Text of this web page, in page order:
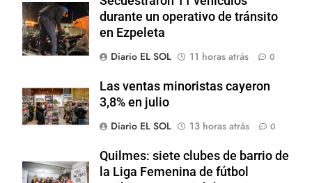
durante un operativo de tránsito
en Ezpeleta
Diario EL SOL
11 horas atrás 0
Las ventas minoristas cayeron
3,8% en julio
Diario EL SOL
13 horas atrás 0
Quilmes: siete clubes de barrio de
la Liga Femenina de fútbol